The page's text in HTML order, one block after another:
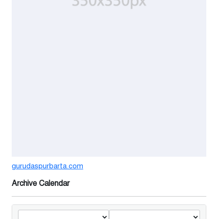
সিন্ডিকেটের কবজায় পাটের বাজার,
gurudaspurbarta.com
Archive Calendar